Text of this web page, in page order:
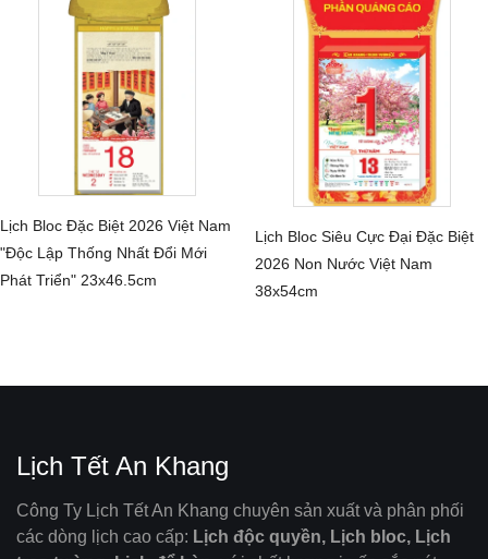
CHI TIẾT
Lịch Bloc Đặc Biệt 2026 Việt Nam
"Độc Lập Thống Nhất Đổi Mới
Phát Triển" 23x46.5cm
Lịch Bloc Siêu Cực Đại Đặc Biệt
2026 Non Nước Việt Nam
38x54cm
Lịch Tết An Khang
Công Ty Lịch Tết An Khang chuyên sản xuất và phân phối
các dòng lịch cao cấp: Lịch độc quyền, Lịch bloc, Lịch